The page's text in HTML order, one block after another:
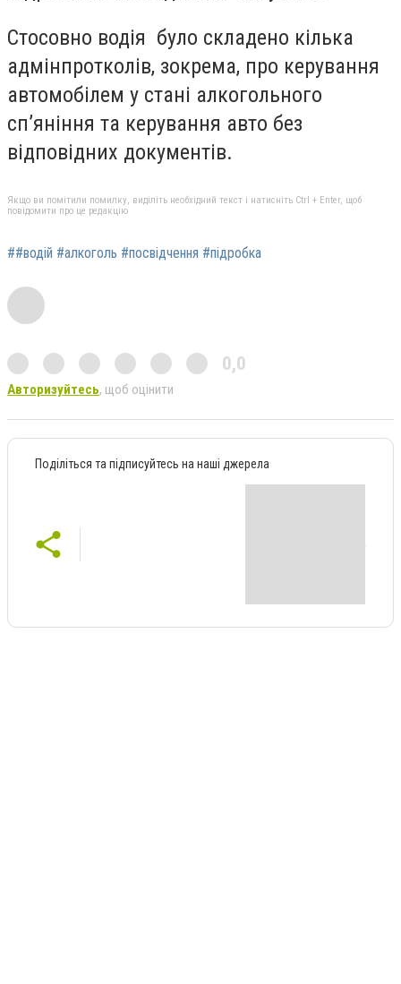
Стосовно водія було складено кілька
адмінпротколів, зокрема, про керування
автомобілем у стані алкогольного
сп’яніння та керування авто без
відповідних документів.
Якщо ви помітили помилку, виділіть необхідний текст і натисніть Ctrl + Enter, щоб
повідомити про це редакцію
##водій #алкоголь #посвідчення #підробка
0,0
Авторизуйтесь, щоб оцінити
Поділіться та підписуйтесь на наші джерела